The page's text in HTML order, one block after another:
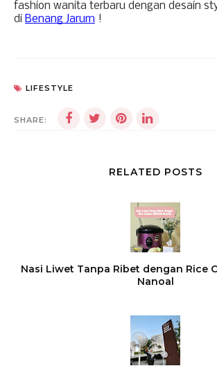
fashion wanita terbaru dengan desain
di Benang Jarum !
LIFESTYLE
SHARE:
RELATED POSTS
Nasi Liwet Tanpa Ribet dengan Rice
Nanoal